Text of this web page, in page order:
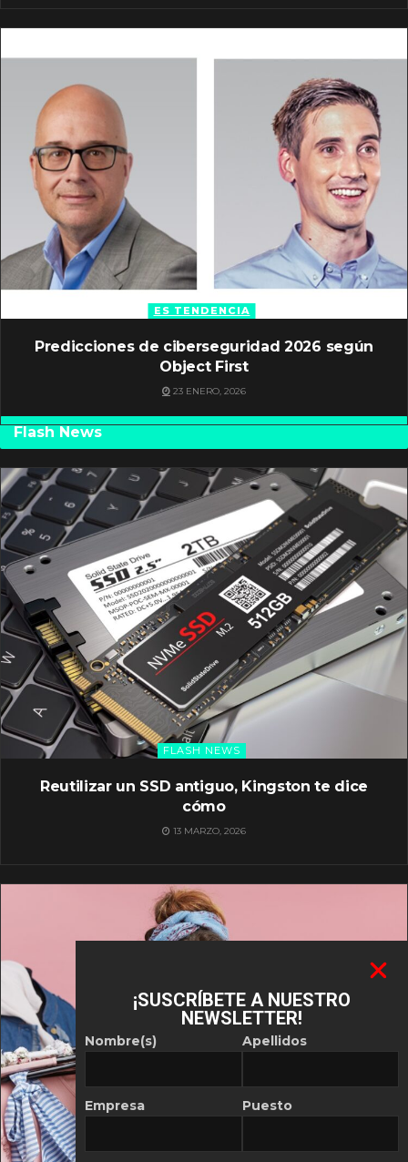
ES TENDENCIA
Predicciones de ciberseguridad 2026 según
Object First
23 ENERO, 2026
Flash News
FLASH NEWS
Reutilizar un SSD antiguo, Kingston te dice
cómo
13 MARZO, 2026
¡SUSCRÍBETE A NUESTRO
NEWSLETTER!
Nombre(s)
Empresa
Apellidos
Puesto